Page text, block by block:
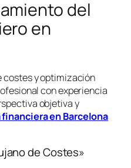
del
en
costes y optimización
con experiencia
objetiva y
en Barcelona
de Costes»